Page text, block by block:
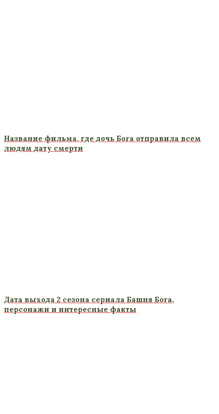
Название фильма, где дочь Бога отправила всем
людям дату смерти
Дата выхода 2 сезона сериала Башня Бога,
персонажи и интересные факты